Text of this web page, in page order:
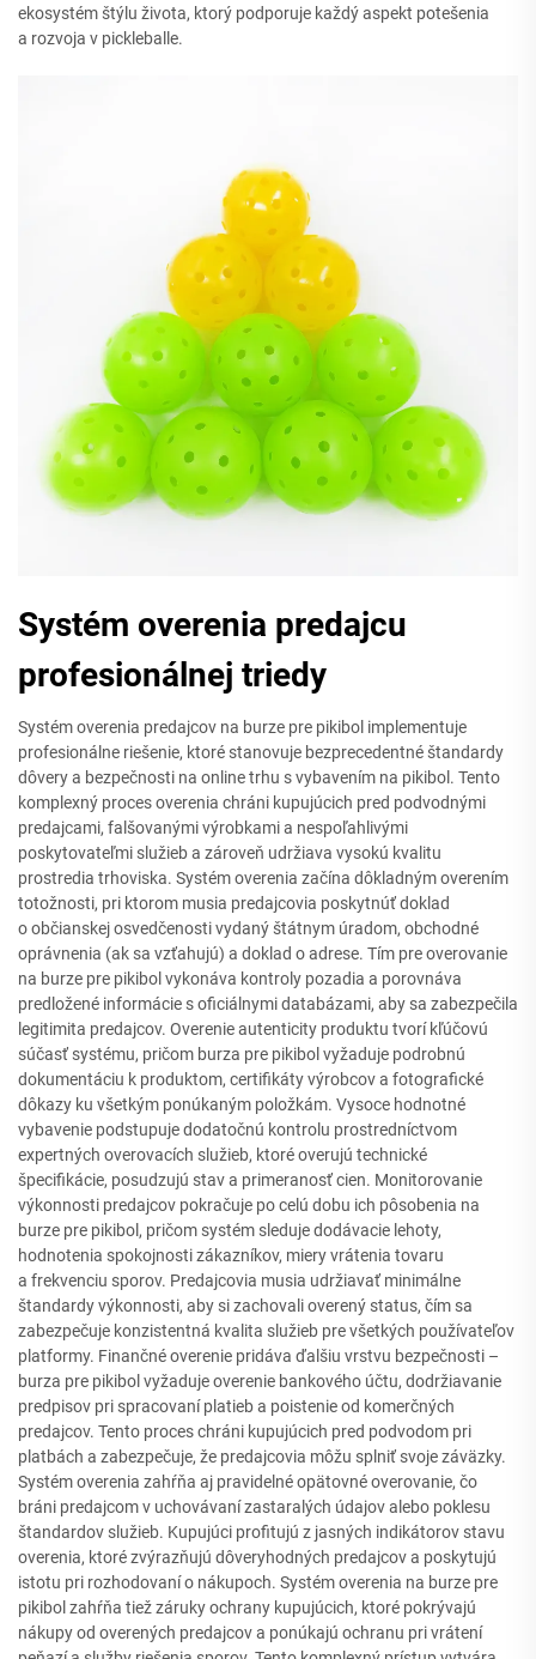
ekosystém štýlu života, ktorý podporuje každý aspekt potešenia
a rozvoja v pickleballe.
Systém overenia predajcu
profesionálnej triedy
Systém overenia predajcov na burze pre pikibol implementuje
profesionálne riešenie, ktoré stanovuje bezprecedentné štandardy
dôvery a bezpečnosti na online trhu s vybavením na pikibol. Tento
komplexný proces overenia chráni kupujúcich pred podvodnými
predajcami, falšovanými výrobkami a nespoľahlivými
poskytovateľmi služieb a zároveň udržiava vysokú kvalitu
prostredia trhoviska. Systém overenia začína dôkladným overením
totožnosti, pri ktorom musia predajcovia poskytnúť doklad
o občianskej osvedčenosti vydaný štátnym úradom, obchodné
oprávnenia (ak sa vzťahujú) a doklad o adrese. Tím pre overovanie
na burze pre pikibol vykonáva kontroly pozadia a porovnáva
predložené informácie s oficiálnymi databázami, aby sa zabezpečila
legitimita predajcov. Overenie autenticity produktu tvorí kľúčovú
súčasť systému, pričom burza pre pikibol vyžaduje podrobnú
dokumentáciu k produktom, certifikáty výrobcov a fotografické
dôkazy ku všetkým ponúkaným položkám. Vysoce hodnotné
vybavenie podstupuje dodatočnú kontrolu prostredníctvom
expertných overovacích služieb, ktoré overujú technické
špecifikácie, posudzujú stav a primeranosť cien. Monitorovanie
výkonnosti predajcov pokračuje po celú dobu ich pôsobenia na
burze pre pikibol, pričom systém sleduje dodávacie lehoty,
hodnotenia spokojnosti zákazníkov, miery vrátenia tovaru
a frekvenciu sporov. Predajcovia musia udržiavať minimálne
štandardy výkonnosti, aby si zachovali overený status, čím sa
zabezpečuje konzistentná kvalita služieb pre všetkých používateľov
platformy. Finančné overenie pridáva ďalšiu vrstvu bezpečnosti –
burza pre pikibol vyžaduje overenie bankového účtu, dodržiavanie
predpisov pri spracovaní platieb a poistenie od komerčných
predajcov. Tento proces chráni kupujúcich pred podvodom pri
platbách a zabezpečuje, že predajcovia môžu splniť svoje záväzky.
Systém overenia zahŕňa aj pravidelné opätovné overovanie, čo
bráni predajcom v uchovávaní zastaralých údajov alebo poklesu
štandardov služieb. Kupujúci profitujú z jasných indikátorov stavu
overenia, ktoré zvýrazňujú dôveryhodných predajcov a poskytujú
istotu pri rozhodovaní o nákupoch. Systém overenia na burze pre
pikibol zahŕňa tiež záruky ochrany kupujúcich, ktoré pokrývajú
nákupy od overených predajcov a ponúkajú ochranu pri vrátení